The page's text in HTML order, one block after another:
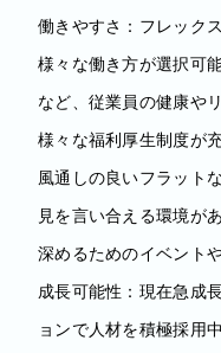
働きやすさ：フレック
様々な働き方が選択可
など、従業員の健康や
様々な福利厚生制度が
風通しの良いフラット
見を言い合える環境が
深めるためのイベント
成長可能性：現在急成
ョンで人材を積極採用